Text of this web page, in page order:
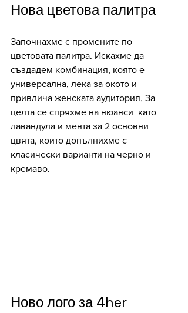
Нова цветова палитра
Започнахме с промените по
цветовата палитра. Искахме да
създадем комбинация, която е
универсална, лека за окото и
привлича женската аудитория. За
целта се спряхме на нюанси  като
лавандула и мента за 2 основни
цвята, които допълнихме с
класически варианти на черно и
кремаво.
Ново лого за 4her